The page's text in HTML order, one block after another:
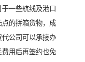
一些航线及港口
的拼箱货物，成
公司可以承接办
用后再签约也免